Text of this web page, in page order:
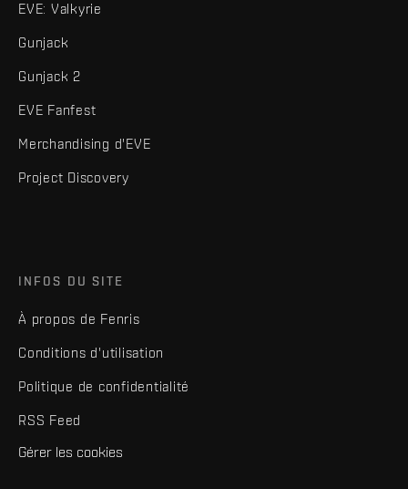
EVE: Valkyrie
Gunjack
Gunjack 2
EVE Fanfest
Merchandising d'EVE
Project Discovery
INFOS DU SITE
À propos de Fenris
Conditions d'utilisation
Politique de confidentialité
RSS Feed
Gérer les cookies